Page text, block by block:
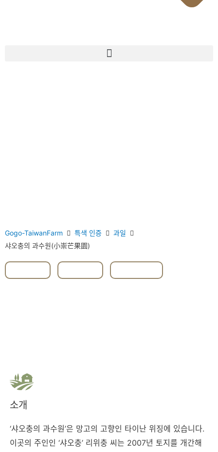
Gogo-TaiwanFarm 특색 인증
과일
샤오충의 과수원(小崇芒果園)
소개
‘샤오충의 과수원’은 망고의 고향인 타이난 위징에 있습니다.
이곳의 주인인 ‘샤오충’ 리위충 씨는 2007년 토지를 개간해